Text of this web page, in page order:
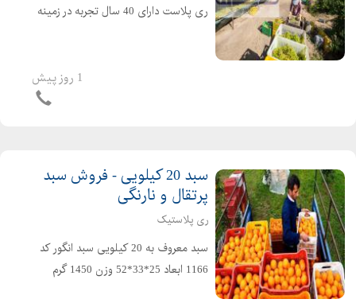
ری پلاست دارای 40 سال تجربه در زمینه
انواع سبد صنعتی انواع سبد میوه قفس
1 روز پیش
سبد 20 کیلویی - فروش سبد
پرتقال و نارنگی
ری پلاستیک
سبد معروف به 20 کیلویی سبد انگور کد
1166 ابعاد 25*33*52 وزن 1450 گرم